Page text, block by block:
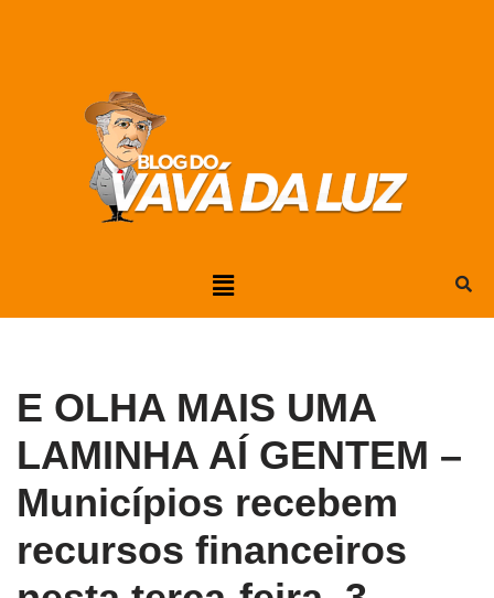
E OLHA MAIS UMA
LAMINHA AÍ GENTEM –
Municípios recebem
recursos financeiros